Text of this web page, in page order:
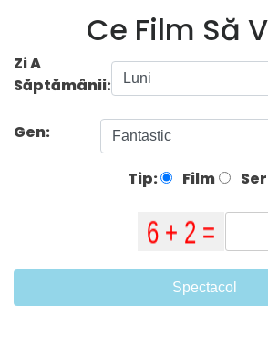
Ce Film Să
Zi A
Săptămânii:
Gen:
Tip: Film
Spectacol